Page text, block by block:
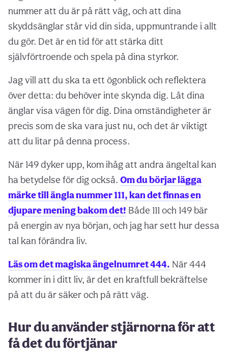
nummer att du är på rätt väg, och att dina
skyddsänglar står vid din sida, uppmuntrande i allt
du gör. Det är en tid för att stärka ditt
självförtroende och spela på dina styrkor.
Jag vill att du ska ta ett ögonblick och reflektera
över detta: du behöver inte skynda dig. Låt dina
änglar visa vägen för dig. Dina omständigheter är
precis som de ska vara just nu, och det är viktigt
att du litar på denna process.
När 149 dyker upp, kom ihåg att andra ängeltal kan
ha betydelse för dig också. Om du börjar lägga
märke till ängla nummer 111, kan det finnas en
djupare mening bakom det! Både 111 och 149 bär
på energin av nya början, och jag har sett hur dessa
tal kan förändra liv.
Läs om det magiska ängelnumret 444. När 444
kommer in i ditt liv, är det en kraftfull bekräftelse
på att du är säker och på rätt väg.
Hur du använder stjärnorna för att
få det du förtjänar